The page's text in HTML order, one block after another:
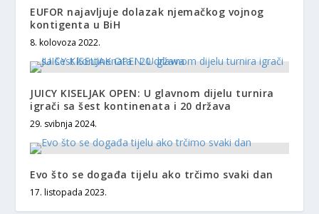
EUFOR najavljuje dolazak njemačkog vojnog
kontigenta u BiH
8. kolovoza 2022.
JUICY KISELJAK OPEN: U glavnom dijelu turnira
igrači sa šest kontinenata i 20 država
29. svibnja 2024.
Evo što se događa tijelu ako trčimo svaki dan
17. listopada 2023.